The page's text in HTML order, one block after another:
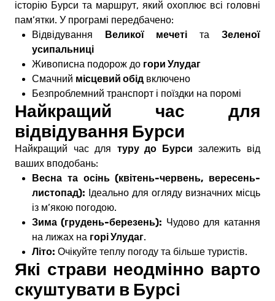
історію Бурси та маршрут, який охоплює всі головні
пам’ятки. У програмі передбачено:
Відвідування Великої мечеті та Зеленої
усипальниці
Живописна подорож до гори Улудаг
Смачний місцевий обід включено
Безпроблемний транспорт і поїздки на поромі
Найкращий час для
відвідування Бурси
Найкращий час для туру до Бурси залежить від
ваших вподобань:
Весна та осінь (квітень-червень, вересень-
листопад): Ідеально для огляду визначних місць
із м’якою погодою.
Зима (грудень-березень): Чудово для катання
на лижах на горі Улудаг.
Літо: Очікуйте теплу погоду та більше туристів.
Які страви неодмінно варто
скуштувати в Бурсі